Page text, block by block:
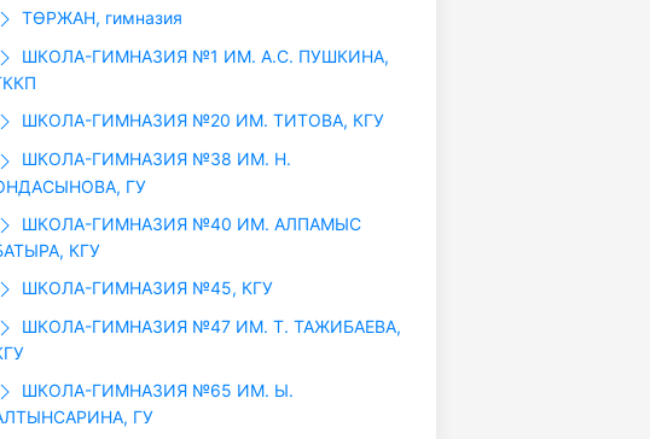
ТӨРЖАН, гимназия
ШКОЛА-ГИМНАЗИЯ №1 ИМ. А.С. ПУШКИНА,
ШКОЛА-ГИМНАЗИЯ №20 ИМ. ТИТОВА, КГУ
ШКОЛА-ГИМНАЗИЯ №38 ИМ. Н.
ГУ
ШКОЛА-ГИМНАЗИЯ №40 ИМ. АЛПАМЫС
КГУ
ШКОЛА-ГИМНАЗИЯ №45, КГУ
ШКОЛА-ГИМНАЗИЯ №47 ИМ. Т. ТАЖИБАЕВА,
ШКОЛА-ГИМНАЗИЯ №65 ИМ. Ы.
ГУ